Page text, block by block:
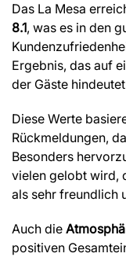
Das La Mesa
8.1, was es in den
Ergebnis, das auf
der Gäste
Diese Werte
Rückmeldungen,
Besonders
vielen gelobt wird,
als sehr freundlich
Auch die
positiven